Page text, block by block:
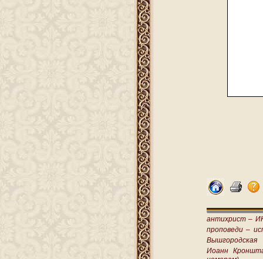
антихрист –
проповеди –
Иоанн